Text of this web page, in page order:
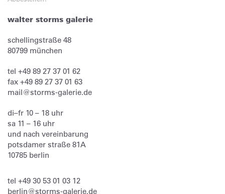
walter storms galerie
schellingstraße 48
80799 münchen
tel +49 89 27 37 01 62
fax +49 89 27 37 01 63
mail@storms-galerie.de
di–fr 10 – 18 uhr
sa 11 – 16 uhr
und nach vereinbarung
potsdamer straße 81A
10785 berlin
tel +49 30 53 01 03 12
berlin@storms-galerie.de